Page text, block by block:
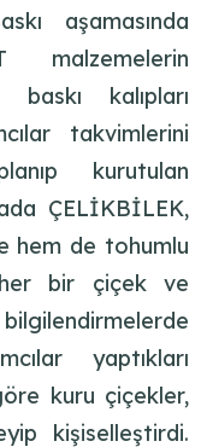
aşamasında
malzemelerin
kalıpları
takvimlerini
kurutulan
ÇELİKBİLEK,
hem de tohumlu
her bir çiçek ve
yaptıkları
kuru çiçekler,
kişiselleştirdi.